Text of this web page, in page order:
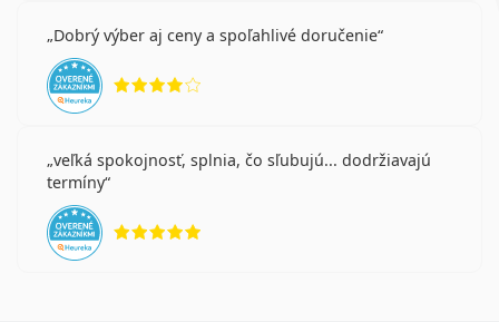
Dobrý výber aj ceny a spoľahlivé doručenie
veľká spokojnosť, splnia, čo sľubujú... dodržiavajú
termíny